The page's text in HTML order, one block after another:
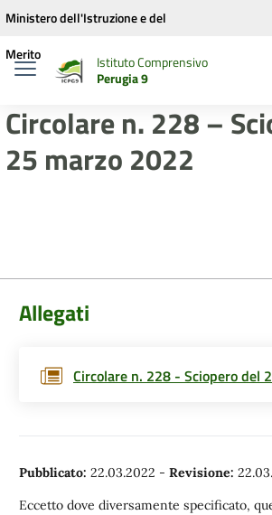
Vai ai contenuti
Vai al menu di navigazione
Vai al footer
Ministero dell'Istruzione e del
Merito
Istituto Comprensivo
Perugia 9
Circolare n. 228 –
25 marzo 2022
Allegati
Circolare n. 228 - Sciopero del
Pubblicato: 22.03.2022 - Revisione:
Eccetto dove diversamente specificato,